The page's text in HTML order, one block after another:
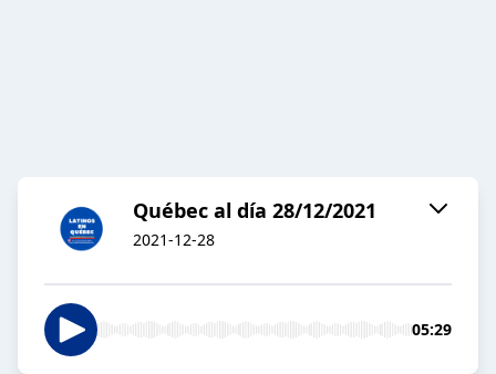
Québec al día 28/12/2021
2021-12-28
05:29